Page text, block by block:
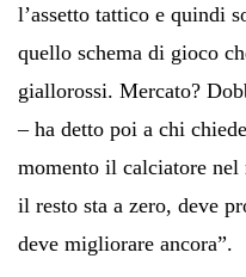
l’assetto tattico e quindi
quello schema di gioco
giallorossi. Mercato?
– ha detto poi a chi
momento il calciatore
il resto sta a zero, deve
deve migliorare ancora”.